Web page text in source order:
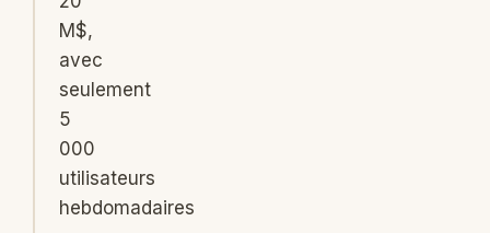
M$,
avec
seulement
5
000
utilisateurs
hebdomadaires